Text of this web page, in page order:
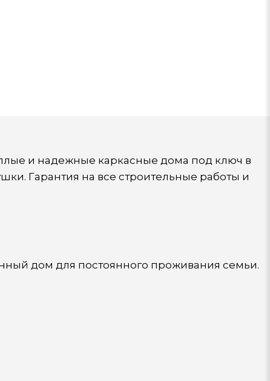
и надежные каркасные дома под ключ в
Гарантия на все строительные работы и
дом для постоянного проживания семьи.